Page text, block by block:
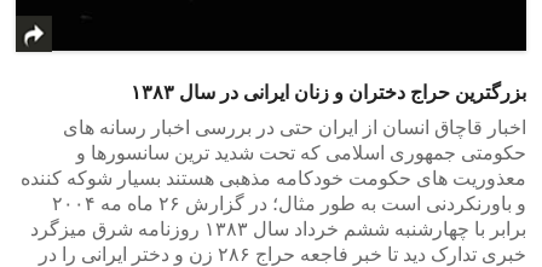
بزرگترین حراج دختران و زنان ایرانی در سال ۱۳۸۳
اخبار قاچاق انسان از ایران حتی در بررسی اخبار رسانه های
حکومتی جمهوری اسلامی که تحت شدید ترین سانسورها و
معذوریت های حکومت خودکامه مذهبی هستند بسیار شوکه کننده
و باورنکردنی است به طور مثال؛ در گزارش ۲۶ ماه مه ۲۰۰۴
برابر با چهارشنبه ششم خرداد سال ١٣٨٣ روزنامه شرق میزگرد
خبری تدارک دید تا خبر فاجعه حراج ۲۸۶ زن و دختر ایرانی را در